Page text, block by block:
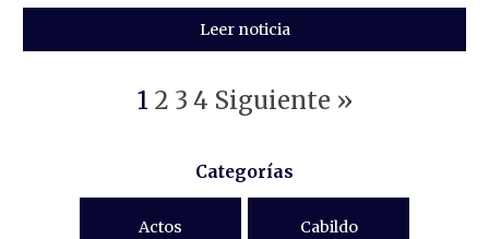
Leer noticia
1 2 3 4 Siguiente »
Categorías
Actos Cabildo